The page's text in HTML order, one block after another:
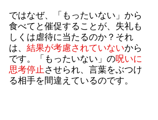
ではなぜ、「もったいない」から
食べてと催促することが、失礼も
しくは虐待に当たるのか？それ
は、 結果が考慮されていないから
です。「もったいない」の呪いに
思考停止させられ、言葉をぶつけ
る相手を間違えているのです。